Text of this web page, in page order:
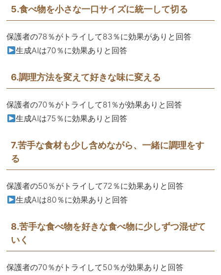
5.食べ物を小さな一口サイズに統一して切る
保護者の78％がトライして83％に効果がありと回答
生成AIは70％に効果ありと回答
6.調理方法を変えて好きな味に変える
保護者の70％がトライして81％が効果ありと回答
生成AIは75％に効果ありと回答
7.苦手な食材も少し含めながら、一緒に調理をす
る
保護者の50％がトライして72％に効果ありと回答
生成AIは80％に効果ありと回答
8.苦手な食べ物を好きな食べ物に少しずつ混ぜて
いく
保護者の70％がトライして50％が効果ありと回答